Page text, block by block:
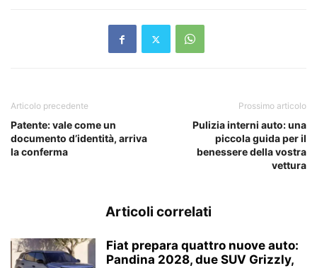
Articolo precedente
Patente: vale come un
documento d’identità, arriva
la conferma
Prossimo articolo
Pulizia interni auto: una
piccola guida per il
benessere della vostra
vettura
Articoli correlati
Fiat prepara quattro nuove auto:
Pandina 2028, due SUV Grizzly,